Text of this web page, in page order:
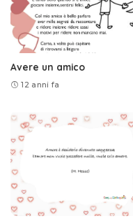
Avere un amico
12 anni fa